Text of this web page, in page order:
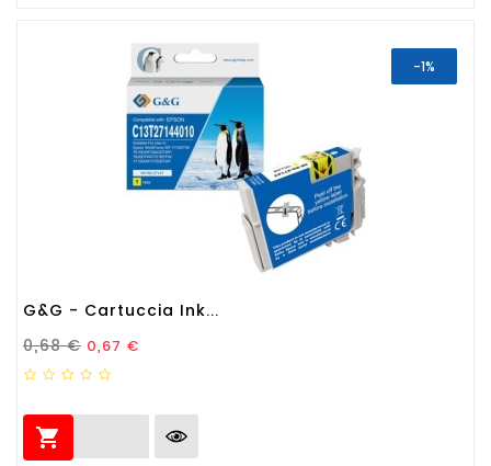
-1%
G&G - Cartuccia Ink...
Prezzo Standard
0,68 € Prezzo
0,67 €
